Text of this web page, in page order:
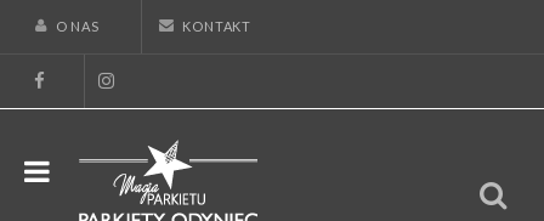
O NAS KONTAKT